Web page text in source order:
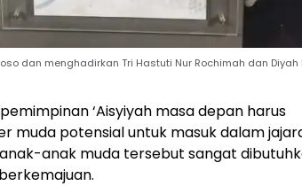
dan menghadirkan Tri Hastuti Nur Rochimah dan Diyah
‘Aisyiyah masa depan harus
muda potensial untuk masuk dalam
anak muda tersebut sangat